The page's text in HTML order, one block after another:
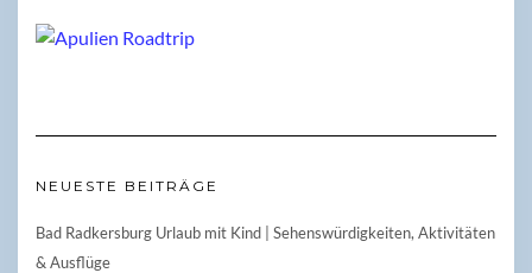
NEUESTE BEITRÄGE
Bad Radkersburg Urlaub mit Kind | Sehenswürdigkeiten, Aktivitäten
& Ausflüge